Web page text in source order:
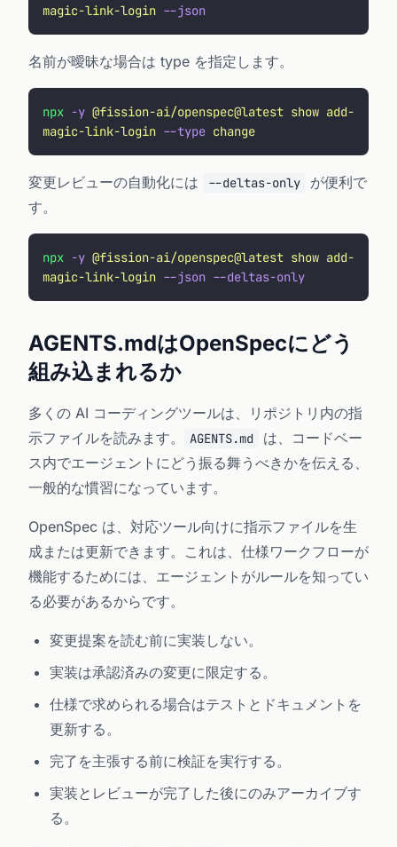
magic-link-login --json
名前が曖昧な場合は type を指定します。
npx -y @fission-ai/openspec@latest show add-
magic-link-login --type change
変更レビューの自動化には --deltas-only
が便利で
す。
npx -y @fission-ai/openspec@latest show add-
magic-link-login --json --deltas-only
AGENTS.mdはOpenSpecにどう
組み込まれるか
多くの AI コーディングツールは、リポジトリ内の指
示ファイルを読みます。
AGENTS.md
は、コードベー
ス内でエージェントにどう振る舞うべきかを伝える、
一般的な慣習になっています。
OpenSpec は、対応ツール向けに指示ファイルを生
成または更新できます。これは、仕様ワークフローが
機能するためには、エージェントがルールを知ってい
る必要があるからです。
変更提案を読む前に実装しない。
実装は承認済みの変更に限定する。
仕様で求められる場合はテストとドキュメントを
更新する。
完了を主張する前に検証を実行する。
実装とレビューが完了した後にのみアーカイブす
る。